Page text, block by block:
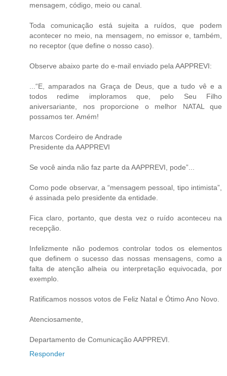
mensagem, código, meio ou canal.
Toda comunicação está sujeita a ruídos, que podem
acontecer no meio, na mensagem, no emissor e, também,
no receptor (que define o nosso caso).
Observe abaixo parte do e-mail enviado pela AAPPREVI:
...“E, amparados na Graça de Deus, que a tudo vê e a
todos redime imploramos que, pelo Seu Filho
aniversariante, nos proporcione o melhor NATAL que
possamos ter. Amém!
Marcos Cordeiro de Andrade
Presidente da AAPPREVI
Se você ainda não faz parte da AAPPREVI, pode”...
Como pode observar, a “mensagem pessoal, tipo intimista”,
é assinada pelo presidente da entidade.
Fica claro, portanto, que desta vez o ruído aconteceu na
recepção.
Infelizmente não podemos controlar todos os elementos
que definem o sucesso das nossas mensagens, como a
falta de atenção alheia ou interpretação equivocada, por
exemplo.
Ratificamos nossos votos de Feliz Natal e Ótimo Ano Novo.
Atenciosamente,
Departamento de Comunicação AAPPREVI.
Responder